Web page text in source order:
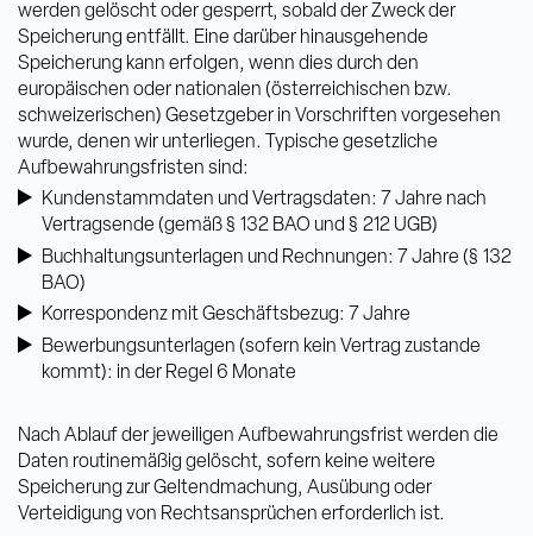
werden gelöscht oder gesperrt, sobald der Zweck der
Speicherung entfällt. Eine darüber hinausgehende
Speicherung kann erfolgen, wenn dies durch den
europäischen oder nationalen (österreichischen bzw.
schweizerischen) Gesetzgeber in Vorschriften vorgesehen
wurde, denen wir unterliegen. Typische gesetzliche
Aufbewahrungsfristen sind:
Kundenstammdaten und Vertragsdaten: 7 Jahre nach
Vertragsende (gemäß § 132 BAO und § 212 UGB)
Buchhaltungsunterlagen und Rechnungen: 7 Jahre (§ 132
BAO)
Korrespondenz mit Geschäftsbezug: 7 Jahre
Bewerbungsunterlagen (sofern kein Vertrag zustande
kommt): in der Regel 6 Monate
Nach Ablauf der jeweiligen Aufbewahrungsfrist werden die
Daten routinemäßig gelöscht, sofern keine weitere
Speicherung zur Geltendmachung, Ausübung oder
Verteidigung von Rechtsansprüchen erforderlich ist.